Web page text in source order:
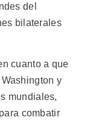
del
bilaterales
cuanto a que
y
mundiales,
combatir